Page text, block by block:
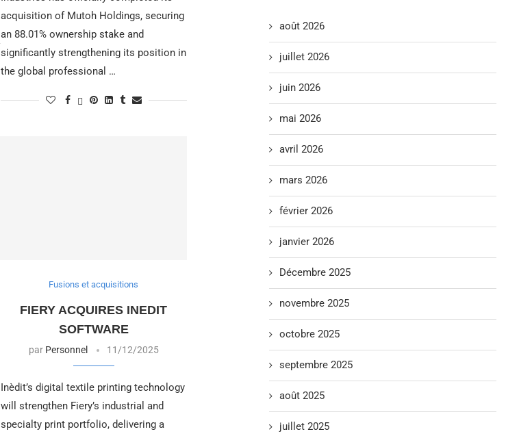
acquisition of Mutoh Holdings, securing
an 88.01% ownership stake and
significantly strengthening its position in
the global professional …
Fusions et acquisitions
FIERY ACQUIRES INEDIT
SOFTWARE
par Personnel 11/12/2025
Inèdit’s digital textile printing technology
will strengthen Fiery’s industrial and
specialty print portfolio, delivering a
août 2026
juillet 2026
juin 2026
mai 2026
avril 2026
mars 2026
février 2026
janvier 2026
Décembre 2025
novembre 2025
octobre 2025
septembre 2025
août 2025
juillet 2025